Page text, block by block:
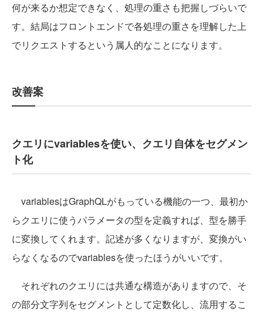
何が来るか想定できなく、処理の重さも把握しづらいで
す。結局はフロントエンドで各処理の重さを理解した上
でリクエストするという属人的なことになります。
改善案
クエリにvariablesを使い、クエリ自体をセグメン
ト化
variablesはGraphQLがもっている機能の一つ、最初か
らクエリに使うパラメータの型を定義すれば、型を勝手
に変換してくれます。記述が多くなりますが、変換がい
らなくなるのでvariablesを使ったほうがいいです。
それぞれのクエリには共通な構造がありますので、そ
の部分文字列をセグメントとして定数化し、流用するこ